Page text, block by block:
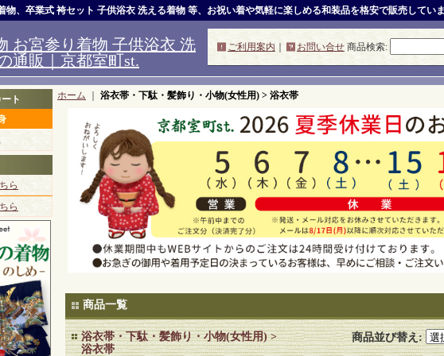
物、卒業式 袴セット 子供浴衣 洗える着物 等、お祝い着や気軽に楽しめる和装品を格安で販売してい
お宮参り着物 子供浴衣 洗
通販｜京都室町st.
ご利用案内 お問い合せ 商品検索:
ト
ら
ら
ホーム 浴衣帯・下駄・髪飾り・小物(女性用) > 浴衣帯
商品一覧
浴衣帯・下駄・髪飾り・小物(女性用) >
浴衣帯
商品並び替え: